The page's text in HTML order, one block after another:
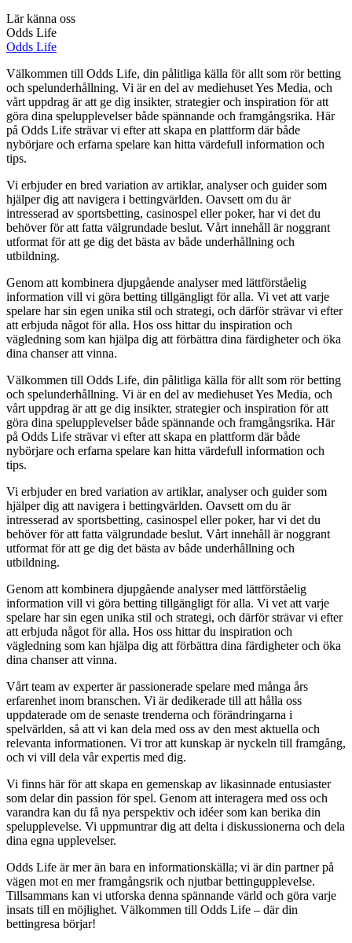
Lär känna oss
Odds Life
Odds Life
Välkommen till Odds Life, din pålitliga källa för allt som rör betting
och spelunderhållning. Vi är en del av mediehuset Yes Media, och
vårt uppdrag är att ge dig insikter, strategier och inspiration för att
göra dina spelupplevelser både spännande och framgångsrika. Här
på Odds Life strävar vi efter att skapa en plattform där både
nybörjare och erfarna spelare kan hitta värdefull information och
tips.
Vi erbjuder en bred variation av artiklar, analyser och guider som
hjälper dig att navigera i bettingvärlden. Oavsett om du är
intresserad av sportsbetting, casinospel eller poker, har vi det du
behöver för att fatta välgrundade beslut. Vårt innehåll är noggrant
utformat för att ge dig det bästa av både underhållning och
utbildning.
Genom att kombinera djupgående analyser med lättförståelig
information vill vi göra betting tillgängligt för alla. Vi vet att varje
spelare har sin egen unika stil och strategi, och därför strävar vi efter
att erbjuda något för alla. Hos oss hittar du inspiration och
vägledning som kan hjälpa dig att förbättra dina färdigheter och öka
dina chanser att vinna.
Välkommen till Odds Life, din pålitliga källa för allt som rör betting
och spelunderhållning. Vi är en del av mediehuset Yes Media, och
vårt uppdrag är att ge dig insikter, strategier och inspiration för att
göra dina spelupplevelser både spännande och framgångsrika. Här
på Odds Life strävar vi efter att skapa en plattform där både
nybörjare och erfarna spelare kan hitta värdefull information och
tips.
Vi erbjuder en bred variation av artiklar, analyser och guider som
hjälper dig att navigera i bettingvärlden. Oavsett om du är
intresserad av sportsbetting, casinospel eller poker, har vi det du
behöver för att fatta välgrundade beslut. Vårt innehåll är noggrant
utformat för att ge dig det bästa av både underhållning och
utbildning.
Genom att kombinera djupgående analyser med lättförståelig
information vill vi göra betting tillgängligt för alla. Vi vet att varje
spelare har sin egen unika stil och strategi, och därför strävar vi efter
att erbjuda något för alla. Hos oss hittar du inspiration och
vägledning som kan hjälpa dig att förbättra dina färdigheter och öka
dina chanser att vinna.
Vårt team av experter är passionerade spelare med många års
erfarenhet inom branschen. Vi är dedikerade till att hålla oss
uppdaterade om de senaste trenderna och förändringarna i
spelvärlden, så att vi kan dela med oss av den mest aktuella och
relevanta informationen. Vi tror att kunskap är nyckeln till framgång,
och vi vill dela vår expertis med dig.
Vi finns här för att skapa en gemenskap av likasinnade entusiaster
som delar din passion för spel. Genom att interagera med oss och
varandra kan du få nya perspektiv och idéer som kan berika din
spelupplevelse. Vi uppmuntrar dig att delta i diskussionerna och dela
dina egna upplevelser.
Odds Life är mer än bara en informationskälla; vi är din partner på
vägen mot en mer framgångsrik och njutbar bettingupplevelse.
Tillsammans kan vi utforska denna spännande värld och göra varje
insats till en möjlighet. Välkommen till Odds Life – där din
bettingresa börjar!